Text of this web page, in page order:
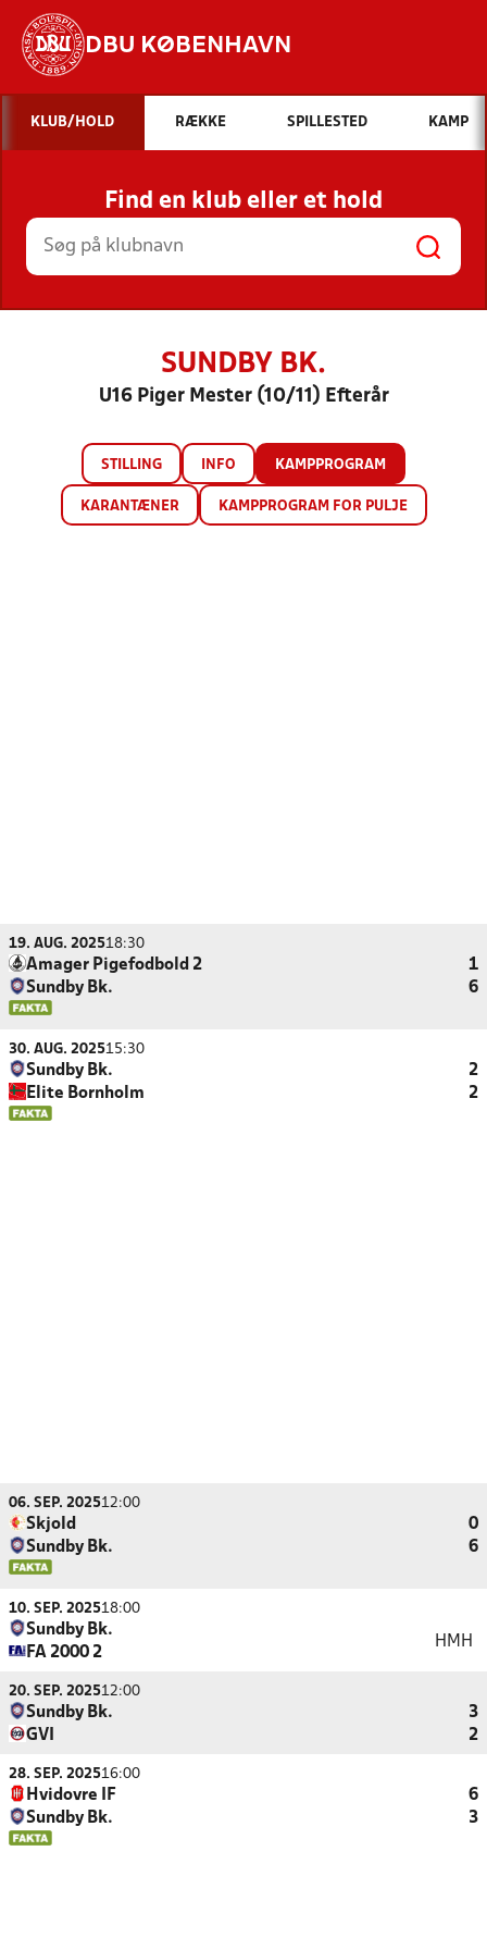
DBU KØBENHAVN
Hvad vil du søge efter?
INDHOLD OG NYHEDER
STILLINGER, RESULTATER, KLUBBER OG
HOLD
KLUB/HOLD RÆKKE SPILLESTED KAMP
Find en klub eller et hold
SUNDBY BK.
U16 Piger Mester (10/11) Efterår
STILLING INFO KAMPPROGRAM
KARANTÆNER KAMPPROGRAM FOR PULJE
19. AUG. 202518:30
Amager Pigefodbold 2
1
Sundby Bk.
6
30. AUG. 202515:30
Sundby Bk.
2
Elite Bornholm
2
06. SEP. 202512:00
Skjold
0
Sundby Bk.
6
10. SEP. 202518:00
Sundby Bk.
FA 2000 2
HMH
20. SEP. 202512:00
Sundby Bk.
3
GVI
2
28. SEP. 202516:00
Hvidovre IF
6
Sundby Bk.
3